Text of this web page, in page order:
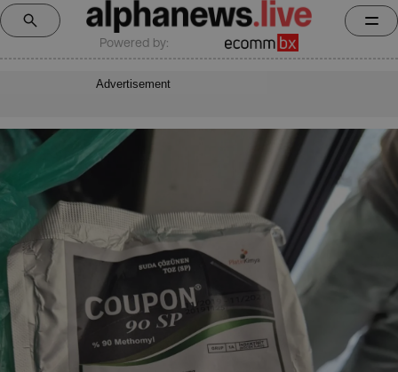
Powered by:
Advertisement